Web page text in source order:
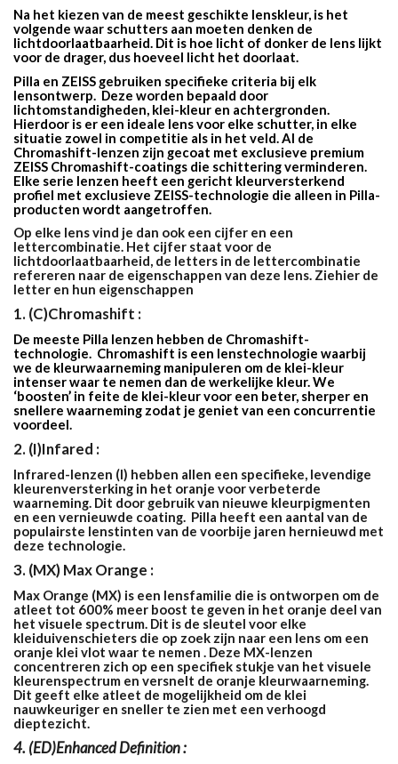
Na het kiezen van de meest geschikte lenskleur, is het
volgende waar schutters aan moeten denken de
lichtdoorlaatbaarheid. Dit is hoe licht of donker de lens lijkt
voor de drager, dus hoeveel licht het doorlaat.
Pilla en ZEISS gebruiken specifieke criteria bij elk
lensontwerp. Deze worden bepaald door
lichtomstandigheden, klei-kleur en achtergronden.
Hierdoor is er een ideale lens voor elke schutter, in elke
situatie zowel in competitie als in het veld. Al de
Chromashift-lenzen zijn gecoat met exclusieve premium
ZEISS Chromashift-coatings die schittering verminderen.
Elke serie lenzen heeft een gericht kleurversterkend
profiel met exclusieve ZEISS-technologie die alleen in Pilla-
producten wordt aangetroffen.
Op elke lens vind je dan ook een cijfer en een
lettercombinatie. Het cijfer staat voor de
lichtdoorlaatbaarheid, de letters in de lettercombinatie
refereren naar de eigenschappen van deze lens. Ziehier de
letter en hun eigenschappen
1. (C)Chromashift :
De meeste Pilla lenzen hebben de Chromashift-
technologie. Chromashift is een lenstechnologie waarbij
we de kleurwaarneming manipuleren om de klei-kleur
intenser waar te nemen dan de werkelijke kleur. We
‘boosten’ in feite de klei-kleur voor een beter, sherper en
snellere waarneming zodat je geniet van een concurrentie
voordeel.
2. (I)Infared :
Infrared-lenzen (I) hebben allen een specifieke, levendige
kleurenversterking in het oranje voor verbeterde
waarneming. Dit door gebruik van nieuwe kleurpigmenten
en een vernieuwde coating. Pilla heeft een aantal van de
populairste lenstinten van de voorbije jaren hernieuwd met
deze technologie.
3. (MX) Max Orange :
Max Orange (MX) is een lensfamilie die is ontworpen om de
atleet tot 600% meer boost te geven in het oranje deel van
het visuele spectrum. Dit is de sleutel voor elke
kleiduivenschieters die op zoek zijn naar een lens om een
oranje klei vlot waar te nemen . Deze MX-lenzen
concentreren zich op een specifiek stukje van het visuele
kleurenspectrum en versnelt de oranje kleurwaarneming.
Dit geeft elke atleet de mogelijkheid om de klei
nauwkeuriger en sneller te zien met een verhoogd
dieptezicht.
4. (ED)Enhanced Definition :